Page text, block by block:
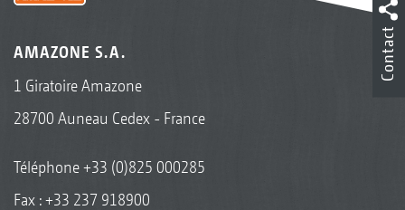
AMAZONE S.A.
1 Giratoire Amazone
28700 Auneau Cedex - France
Téléphone+33 (0)825 000285
Fax : +33 237 918900
Contact